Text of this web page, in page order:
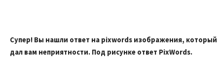
Супер! Вы нашли ответ на pixwords изображения, который
дал вам неприятности. Под рисунке ответ PixWords.